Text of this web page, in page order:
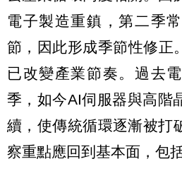
電子製造重鎮，第二季
節，因此形成季節性修正
已改變產業節奏。過去
季，如今AI伺服器與高階
續，使傳統循環逐漸被打
察重點應回到基本面，包括